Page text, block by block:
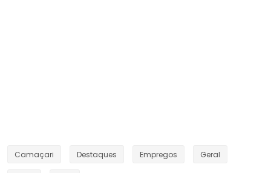
Camaçari Destaques Empregos Geral